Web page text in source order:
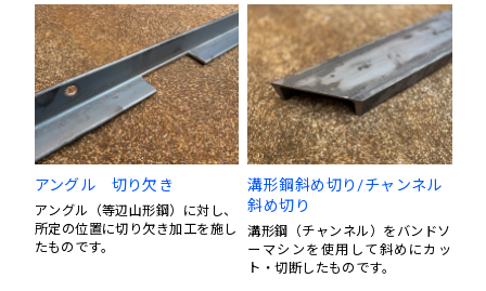
アングル 切り欠き
アングル（等辺山形鋼）に対し、
所定の位置に切り欠き加工を施し
たものです。
溝形鋼斜め切り/チャンネル
斜め切り
溝形鋼（チャンネル）をバンドソ
ーマシンを使用して斜めにカッ
ト・切断したものです。